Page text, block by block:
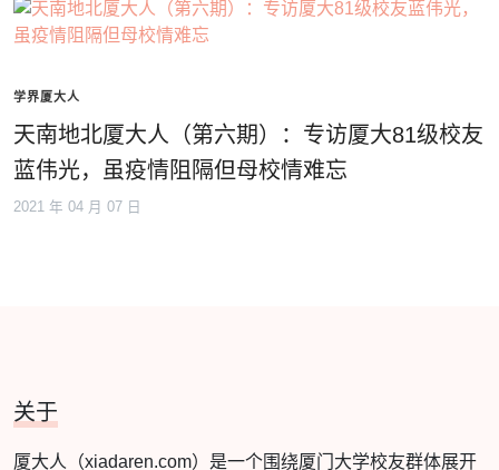
学界厦大人
天南地北厦大人（第六期）：专访厦大81级校友
蓝伟光，虽疫情阻隔但母校情难忘
2021 年 04 月 07 日
关于
厦大人（xiadaren.com）是一个围绕厦门大学校友群体展开